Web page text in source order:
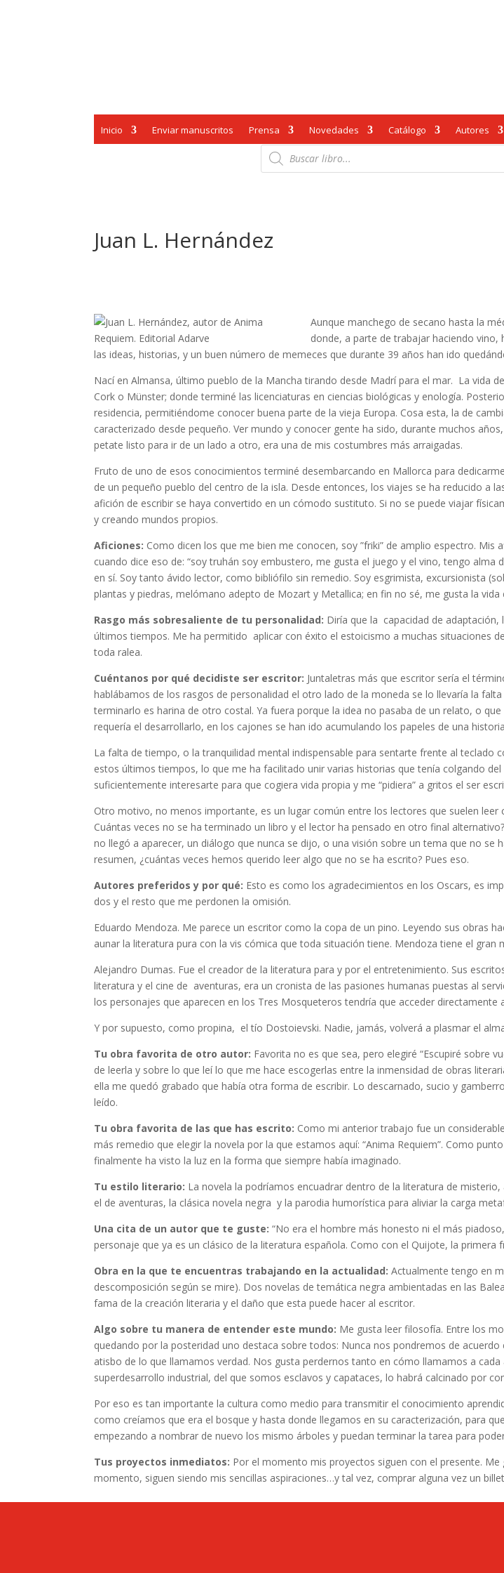
Inicio Enviar manuscritos Prensa Novedades Catálogo Autores
Búsqueda
de
productos
Juan L. Hernández
Aunque manchego de secano hasta la
donde, a parte de trabajar haciendo
las ideas, historias, y un buen número de memeces que durante 39 años han ido
Nací en Almansa, último pueblo de la Mancha tirando desde Madrí para el mar. La vida
Cork o Münster; donde terminé las licenciaturas en ciencias biológicas y enología.
residencia, permitiéndome conocer buena parte de la vieja Europa. Cosa esta, la de
caracterizado desde pequeño. Ver mundo y conocer gente ha sido, durante muchos
petate listo para ir de un lado a otro, era una de mis costumbres más arraigadas.
Fruto de uno de esos conocimientos terminé desembarcando en Mallorca para
de un pequeño pueblo del centro de la isla. Desde entonces, los viajes se ha reducido a
afición de escribir se haya convertido en un cómodo sustituto. Si no se puede viajar
y creando mundos propios.
Aficiones: Como dicen los que me bien me conocen, soy ”friki” de amplio espectro.
cuando dice eso de: “soy truhán soy embustero, me gusta el juego y el vino, tengo
en sí. Soy tanto ávido lector, como bibliófilo sin remedio. Soy esgrimista, excursionista
plantas y piedras, melómano adepto de Mozart y Metallica; en fin no sé, me gusta la
Rasgo más sobresaliente de tu personalidad: Diría que la capacidad de
últimos tiempos. Me ha permitido aplicar con éxito el estoicismo a muchas situaciones
toda ralea.
Cuéntanos por qué decidiste ser escritor: Juntaletras más que escritor sería el
hablábamos de los rasgos de personalidad el otro lado de la moneda se lo llevaría la
terminarlo es harina de otro costal. Ya fuera porque la idea no pasaba de un relato, o
requería el desarrollarlo, en los cajones se han ido acumulando los papeles de una
La falta de tiempo, o la tranquilidad mental indispensable para sentarte frente al teclado
estos últimos tiempos, lo que me ha facilitado unir varias historias que tenía colgando
suficientemente interesarte para que cogiera vida propia y me “pidiera” a gritos el ser
Otro motivo, no menos importante, es un lugar común entre los lectores que suelen leer
Cuántas veces no se ha terminado un libro y el lector ha pensado en otro final
no llegó a aparecer, un diálogo que nunca se dijo, o una visión sobre un tema que no se
resumen, ¿cuántas veces hemos querido leer algo que no se ha escrito? Pues eso.
Autores preferidos y por qué: Esto es como los agradecimientos en los Oscars, es
dos y el resto que me perdonen la omisión.
Eduardo Mendoza. Me parece un escritor como la copa de un pino. Leyendo sus obras
aunar la literatura pura con la vis cómica que toda situación tiene. Mendoza tiene el gran
Alejandro Dumas. Fue el creador de la literatura para y por el entretenimiento. Sus
literatura y el cine de aventuras, era un cronista de las pasiones humanas puestas al
los personajes que aparecen en los Tres Mosqueteros tendría que acceder
Y por supuesto, como propina, el tío Dostoievski. Nadie, jamás, volverá a plasmar el
Tu obra favorita de otro autor: Favorita no es que sea, pero elegiré “Escupiré sobre
de leerla y sobre lo que leí lo que me hace escogerlas entre la inmensidad de obras
ella me quedó grabado que había otra forma de escribir. Lo descarnado, sucio y
leído.
Tu obra favorita de las que has escrito: Como mi anterior trabajo fue un
más remedio que elegir la novela por la que estamos aquí: “Anima Requiem”. Como
finalmente ha visto la luz en la forma que siempre había imaginado.
Tu estilo literario: La novela la podríamos encuadrar dentro de la literatura de
el de aventuras, la clásica novela negra y la parodia humorística para aliviar la carga
Una cita de un autor que te guste:“No era el hombre más honesto ni el más
personaje que ya es un clásico de la literatura española. Como con el Quijote, la primera
Obra en la que te encuentras trabajando en la actualidad:Actualmente tengo en
descomposición según se mire). Dos novelas de temática negra ambientadas en las
fama de la creación literaria y el daño que esta puede hacer al escritor.
Algo sobre tu manera de entender este mundo: Me gusta leer filosofía. Entre los
quedando por la posteridad uno destaca sobre todos: Nunca nos pondremos de
atisbo de lo que llamamos verdad. Nos gusta perdernos tanto en cómo llamamos a
superdesarrollo industrial, del que somos esclavos y capataces, lo habrá calcinado por
Por eso es tan importante la cultura como medio para transmitir el conocimiento
como creíamos que era el bosque y hasta donde llegamos en su caracterización, para
empezando a nombrar de nuevo los mismo árboles y puedan terminar la tarea para
Tus proyectos inmediatos: Por el momento mis proyectos siguen con el presente.
momento, siguen siendo mis sencillas aspiraciones…y tal vez, comprar alguna vez un